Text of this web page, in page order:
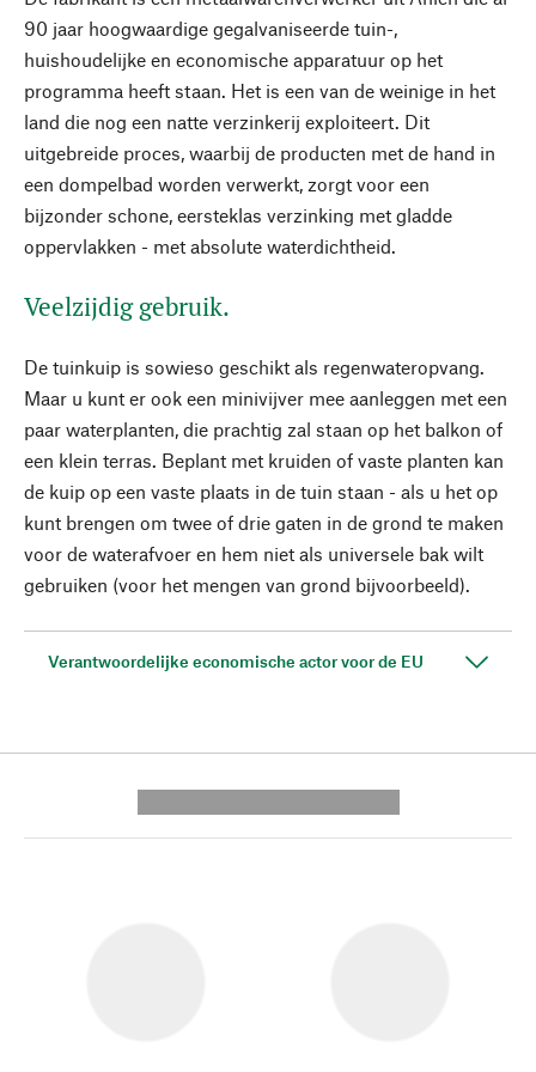
90 jaar hoogwaardige gegalvaniseerde tuin-,
huishoudelijke en economische apparatuur op het
programma heeft staan. Het is een van de weinige in het
land die nog een natte verzinkerij exploiteert. Dit
uitgebreide proces, waarbij de producten met de hand in
een dompelbad worden verwerkt, zorgt voor een
bijzonder schone, eersteklas verzinking met gladde
oppervlakken - met absolute waterdichtheid.
Veelzijdig gebruik.
De tuinkuip is sowieso geschikt als regenwateropvang.
Maar u kunt er ook een minivijver mee aanleggen met een
paar waterplanten, die prachtig zal staan op het balkon of
een klein terras. Beplant met kruiden of vaste planten kan
de kuip op een vaste plaats in de tuin staan - als u het op
kunt brengen om twee of drie gaten in de grond te maken
voor de waterafvoer en hem niet als universele bak wilt
gebruiken (voor het mengen van grond bijvoorbeeld).
Verantwoordelijke economische actor voor de EU